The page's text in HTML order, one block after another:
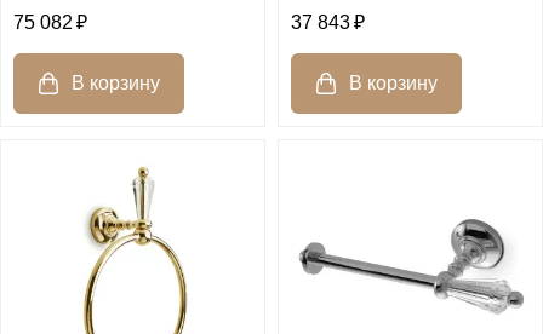
75 082 37 843